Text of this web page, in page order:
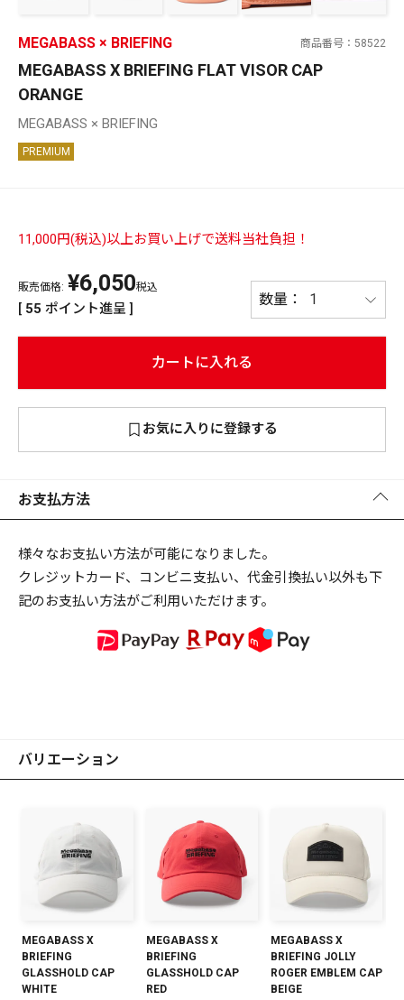
PREMIUM
NEW PRODUCTS
商品番号 58522
MEGABASS × BRIEFING
MEGABASS X BRIEFING FLAT VISOR CAP
ORANGE
MEGABASS × BRIEFING
PREMIUM
11,000円(税込)以上お買い上げで送料当社負担！
販売価格: ¥6,050税込
[ 55 ポイント進呈 ]
カートに入れる
お気に入りに登録する
お支払方法
様々なお支払い方法が可能になりました。
クレジットカード、コンビニ支払い、代金引換払い以外も下
記のお支払い方法がご利用いただけます。
バリエーション
MEGABASS X
BRIEFING
GLASSHOLD CAP
WHITE
MEGABASS X
BRIEFING
GLASSHOLD CAP
RED
MEGABASS X
BRIEFING JOLLY
ROGER EMBLEM CAP
BEIGE